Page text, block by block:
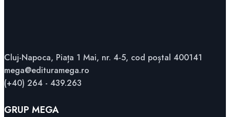
Cluj-Napoca, Piața 1 Mai, nr. 4-5, cod poștal 400141
mega@edituramega.ro
(+40) 264 - 439.263
GRUP MEGA